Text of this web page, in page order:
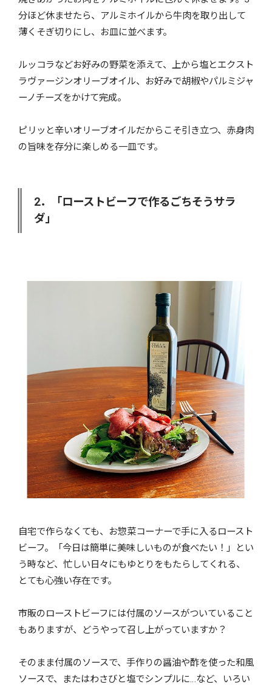
分ほど休ませたら、アルミホイルから牛肉を取り出して
薄くそぎ切りにし、お皿に並べます。
ルッコラなどお好みの野菜を添えて、上から塩とエクスト
ラヴァージンオリーブオイル、お好みで胡椒やパルミジャ
ーノチーズをかけて完成。
ピリッと辛いオリーブオイルだからこそ引き立つ、赤身肉
の旨味を存分に楽しめる一皿です。
2．「ローストビーフで作るごちそうサラ
ダ」
自宅で作らなくても、お惣菜コーナーで手に入るロースト
ビーフ。「今日は簡単に美味しいものが食べたい！」とい
う時など、忙しい日々にもゆとりをもたらしてくれる、
とても心強い存在です。
市販のローストビーフには付属のソースがついていること
もありますが、どうやって召し上がっていますか？
そのまま付属のソースで、手作りの醤油や酢を使った和風
ソースで、またはわさびと塩でシンプルに…など、いろい